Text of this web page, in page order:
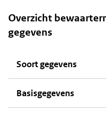
Overzicht
gegevens
Soort gegevens
Basisgegevens